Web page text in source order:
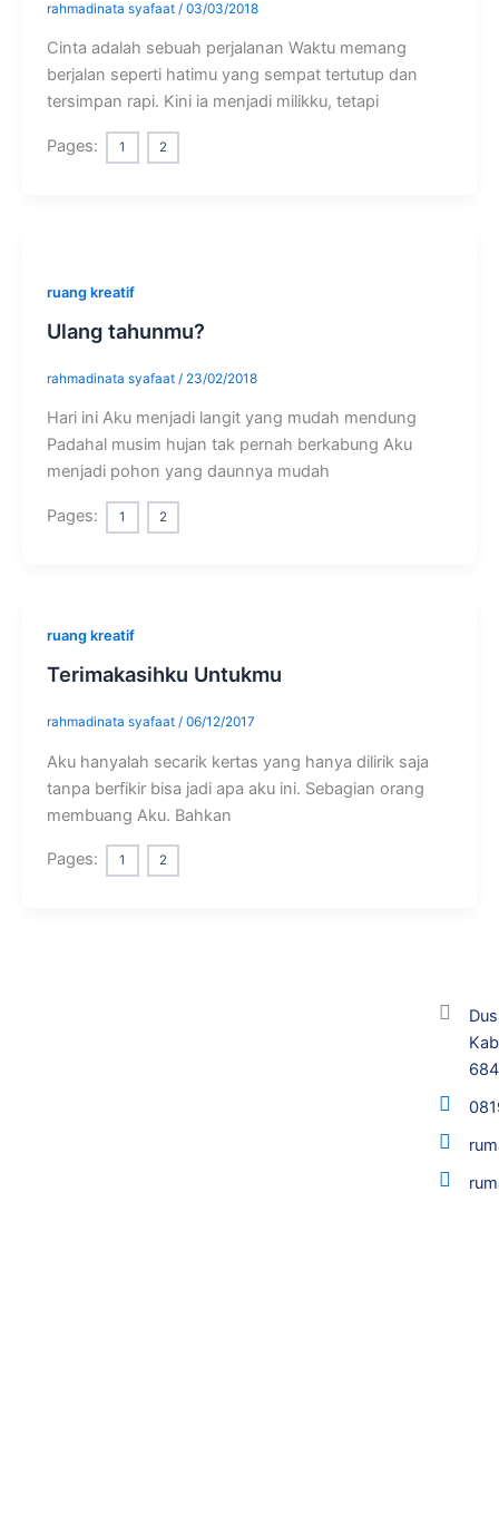
rahmadinata syafaat / 03/03/2018
Cinta adalah sebuah perjalanan Waktu memang
berjalan seperti hatimu yang sempat tertutup dan
tersimpan rapi. Kini ia menjadi milikku, tetapi
Pages: 1 2
ruang kreatif
Ulang tahunmu?
rahmadinata syafaat / 23/02/2018
Hari ini Aku menjadi langit yang mudah mendung
Padahal musim hujan tak pernah berkabung Aku
menjadi pohon yang daunnya mudah
Pages: 1 2
ruang kreatif
Terimakasihku Untukmu
rahmadinata syafaat / 06/12/2017
Aku hanyalah secarik kertas yang hanya dilirik saja
tanpa berfikir bisa jadi apa aku ini. Sebagian orang
membuang Aku. Bahkan
Pages: 1 2